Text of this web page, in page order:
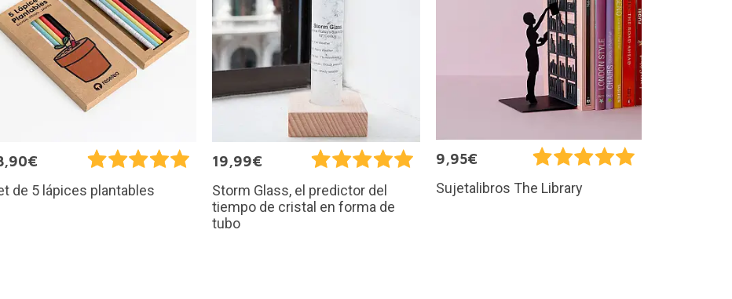
de 5 lápices plantables
19,99€
Storm Glass, el predictor del
tiempo de cristal en forma de
tubo
9,95€
Sujetalibros The Library